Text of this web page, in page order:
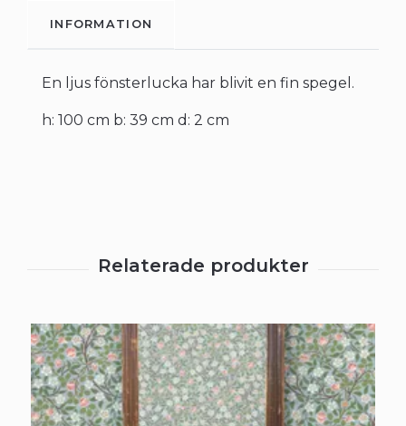
INFORMATION
En ljus fönsterlucka har blivit en fin spegel.
h: 100 cm b: 39 cm d: 2 cm